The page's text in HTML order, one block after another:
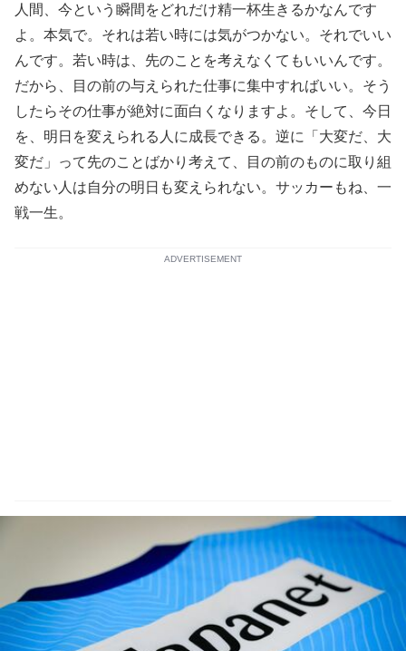
人間、今という瞬間をどれだけ精一杯生きるかなんです
よ。本気で。それは若い時には気がつかない。それでいい
んです。若い時は、先のことを考えなくてもいいんです。
だから、目の前の与えられた仕事に集中すればいい。そう
したらその仕事が絶対に面白くなりますよ。そして、今日
を、明日を変えられる人に成長できる。逆に「大変だ、大
変だ」って先のことばかり考えて、目の前のものに取り組
めない人は自分の明日も変えられない。サッカーもね、一
戦一生。
ADVERTISEMENT